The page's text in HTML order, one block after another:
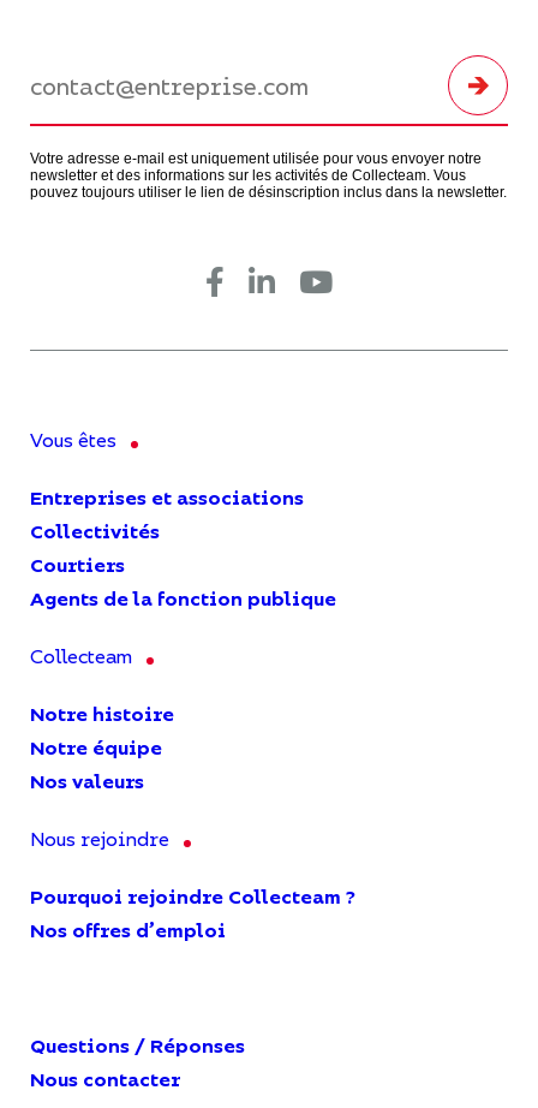
Votre adresse e-mail est uniquement utilisée pour vous envoyer notre
newsletter et des informations sur les activités de Collecteam. Vous
pouvez toujours utiliser le lien de désinscription inclus dans la newsletter.
Vous êtes
Entreprises et associations
Collectivités
Courtiers
Agents de la fonction publique
Collecteam
Notre histoire
Notre équipe
Nos valeurs
Nous rejoindre
Pourquoi rejoindre Collecteam ?
Nos offres d’emploi
Questions / Réponses
Nous contacter